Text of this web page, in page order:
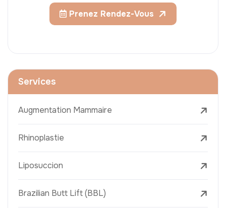
Prenez Rendez-Vous
Services
Augmentation Mammaire
Rhinoplastie
Liposuccion
Brazilian Butt Lift (BBL)